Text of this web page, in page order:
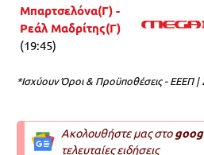
Μπαρτσελόνα(Γ) -
Ρεάλ Μαδρίτης(Γ)
(19:45)
*Ισχύουν Όροι & Προϋποθέσεις - ΕΕΕΠ
Ακολουθήστε μας στο
τελευταίες ειδήσεις